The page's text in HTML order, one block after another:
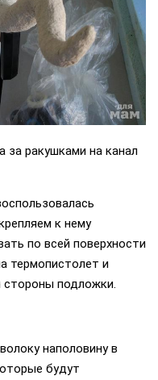
за ракушками на канал
к нему
по всей поверхности
термопистолет и
стороны подложки.
наполовину в
будут